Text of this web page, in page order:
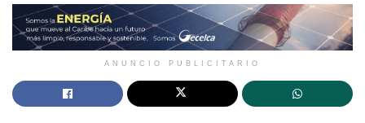
ANUNCIO PUBLICITARIO